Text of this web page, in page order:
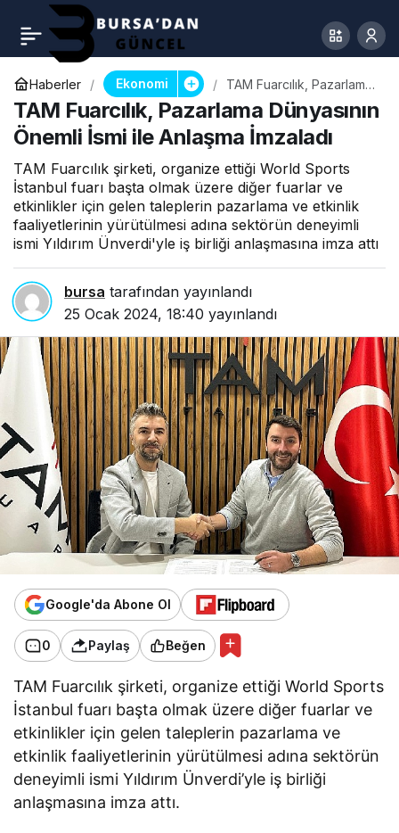
Haberler Ekonomi
TAM Fuarcılık, Pazarlama
Dünyasının Önemli İsmi ile
Anlaşma İmzaladı
TAM Fuarcılık, Pazarlama Dünyasının
Önemli İsmi ile Anlaşma İmzaladı
TAM Fuarcılık şirketi, organize ettiği World Sports
İstanbul fuarı başta olmak üzere diğer fuarlar ve
etkinlikler için gelen taleplerin pazarlama ve etkinlik
faaliyetlerinin yürütülmesi adına sektörün deneyimli
ismi Yıldırım Ünverdi'yle iş birliği anlaşmasına imza attı
bursa tarafından yayınlandı
25 Ocak 2024, 18:40 yayınlandı
Google'da Abone Ol
0 Paylaş Beğen
TAM Fuarcılık şirketi, organize ettiği World Sports
İstanbul fuarı başta olmak üzere diğer fuarlar ve
etkinlikler için gelen taleplerin pazarlama ve
etkinlik faaliyetlerinin yürütülmesi adına sektörün
deneyimli ismi Yıldırım Ünverdi’yle iş birliği
anlaşmasına imza attı.